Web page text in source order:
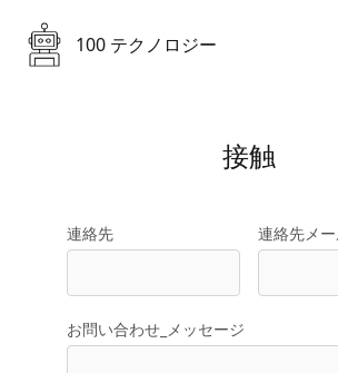
100 テクノロジー
接触
連絡先 連絡先メ
お問い合わせ_メッセージ